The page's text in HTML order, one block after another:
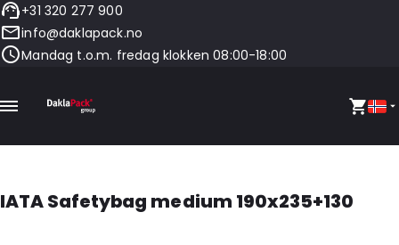
+31 320 277 900
info@daklapack.no
Mandag t.o.m. fredag klokken 08:00-18:00
IATA Safetybag medium 190x235+130